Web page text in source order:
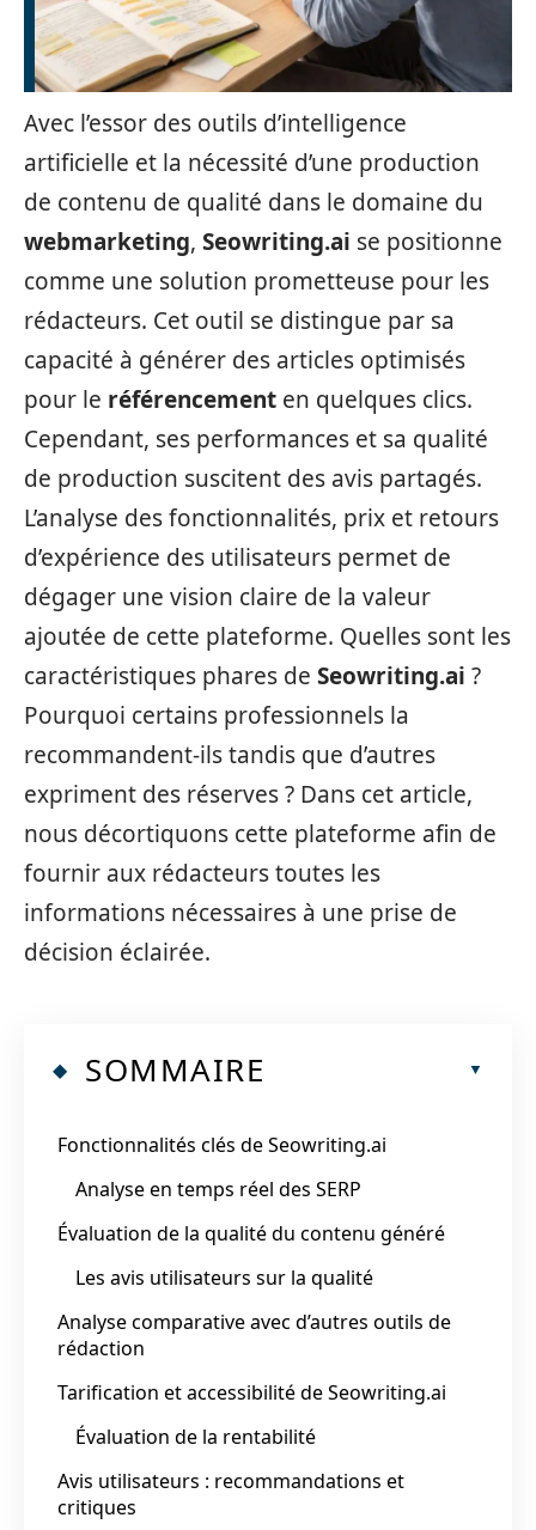
Avec l’essor des outils d’intelligence
artificielle et la nécessité d’une production
de contenu de qualité dans le domaine du
webmarketing, Seowriting.ai se positionne
comme une solution prometteuse pour les
rédacteurs. Cet outil se distingue par sa
capacité à générer des articles optimisés
pour le référencement en quelques clics.
Cependant, ses performances et sa qualité
de production suscitent des avis partagés.
L’analyse des fonctionnalités, prix et retours
d’expérience des utilisateurs permet de
dégager une vision claire de la valeur
ajoutée de cette plateforme. Quelles sont les
caractéristiques phares de Seowriting.ai ?
Pourquoi certains professionnels la
recommandent-ils tandis que d’autres
expriment des réserves ? Dans cet article,
nous décortiquons cette plateforme afin de
fournir aux rédacteurs toutes les
informations nécessaires à une prise de
décision éclairée.
SOMMAIRE
Fonctionnalités clés de Seowriting.ai
Analyse en temps réel des SERP
Évaluation de la qualité du contenu généré
Les avis utilisateurs sur la qualité
Analyse comparative avec d’autres outils de
rédaction
Tarification et accessibilité de Seowriting.ai
Évaluation de la rentabilité
Avis utilisateurs : recommandations et
critiques